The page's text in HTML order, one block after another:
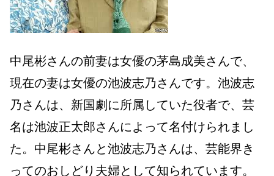
中尾彬さんの前妻は女優の茅島成美さんで、
現在の妻は女優の池波志乃さんです。池波志
乃さんは、新国劇に所属していた役者で、芸
名は池波正太郎さんによって名付けられまし
た。中尾彬さんと池波志乃さんは、芸能界き
ってのおしどり夫婦として知られています。